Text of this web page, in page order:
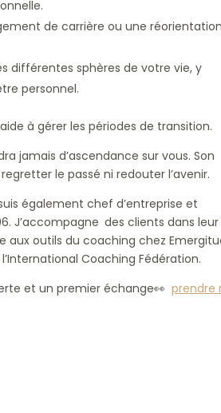
de carrière ou une réorientation
différentes sphères de votre vie, y
personnel.
à gérer les périodes de transition.
jamais d’ascendance sur vous. Son
le passé ni redouter l’avenir.
également chef d’entreprise et
J’accompagne des clients dans leur
aux outils du coaching chez
Coaching Fédération.
et un premier échange👀prendre